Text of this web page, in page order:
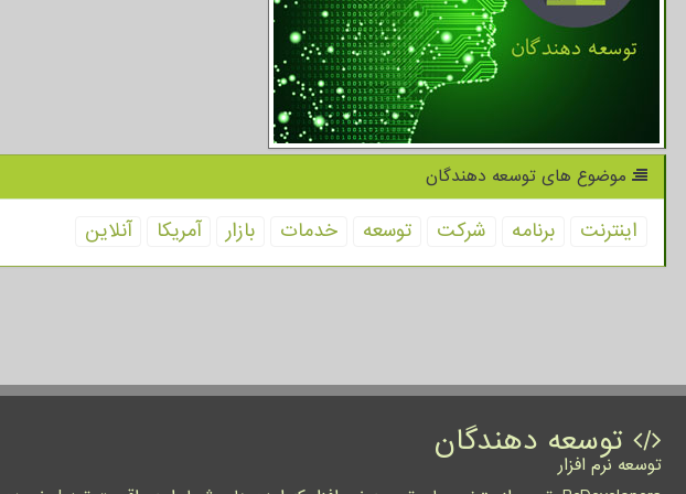
موضوع های توسعه دهندگان
اینترنت برنامه شركت توسعه خدمات بازار آمریكا آنلاین
توسعه دهندگان
توسعه نرم افزار